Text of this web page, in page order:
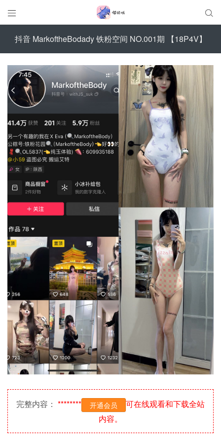
 
抖音 MarkoftheBodady 铁粉空间 NO.001期 【18P4V】
完整内容： ******** 开通会员
可在线观看和下载全站
内容。